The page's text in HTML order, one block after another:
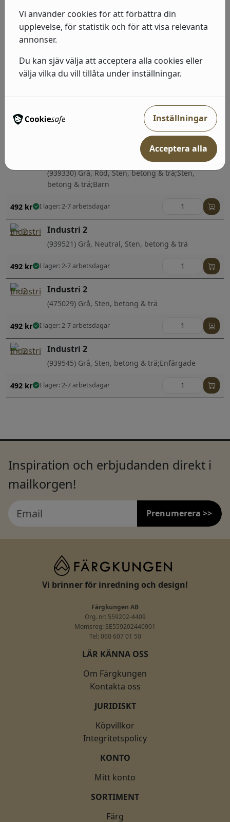
Industri 2
(514421) Brun, Sten, betong & trä
I lager: 2-7 arbetsdagar
(428964) Guld, Svart, Sten, betong & trä
492
(939330) Grå, Röd, Sten, betong & trä;Sten,
betong & trä;Barn
492 kr I lager: 2-7 arbetsdagar
Industri 2
(939521) Grå, Neutral, Sten, betong & trä
492 kr I lager: 2-7 arbetsdagar
Industri 2
(475029) Grå, Sten, betong & trä
492 kr I lager: 2-7 arbetsdagar
Industri 2
(939545) Grå, Sten, betong & trä;Enfärgade
492 kr I lager: 2-7 arbetsdagar
Inspiration och erbjudanden direkt i
mailkorgen!
Prenumerera >>
Vi brinner för inredning och design!
Färgkungen AB
Org. nr: 559202-4409
Momsreg: SE559202440901
Tel: 060 607 01 50
LÄR KÄNNA OSS
Om Färgkungen
Kontakta oss
JURIDISKT
Köpvillkor
Integritetspolicy
KONTO
Mitt konto
SORTIMENT
Färg
Vi använder cookies för att förbättra din
upplevelse, för statistik och för att visa relevanta
annonser.
Du kan sjäv välja att acceptera alla cookies eller
välja vilka du vill tillåta under inställningar.
Inställningar
Acceptera alla